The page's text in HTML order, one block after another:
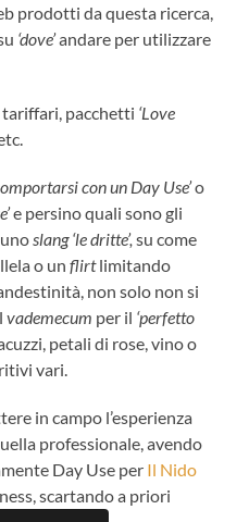
prodotti da questa ricerca,
‘dove’andare per utilizzare
pacchetti ‘Love
con un Day Use’o
e persino quali sono gli
slang ‘le dritte’, su come
o unflirtlimitando
non solo non si
vademecum per il ‘perfetto
petali di rose, vino o
vari.
in campo l’esperienza
professionale, avendo
Day Use per Il Nido
scartando a priori